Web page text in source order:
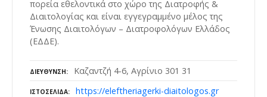
πορεία εθελοντικά στο χώρο της Διατροφής &
Διαιτολογίας και είναι εγγεγραμμένο μέλος της
Ένωσης Διαιτολόγων – Διατροφολόγων Ελλάδος
(ΕΔΔΕ).
ΔΙΕΎΘΥΝΣΗ Καζαντζή 4-6, Αγρίνιο 301 31
ΙΣΤΟΣΕΛΊΔΑ https://eleftheriagerki-diaitologos.gr